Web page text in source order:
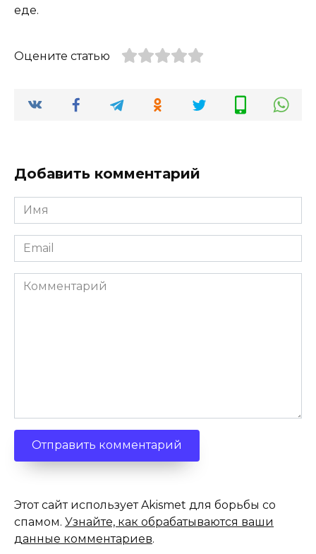
еде.
Оцените статью
Добавить комментарий
Имя
*
Email
*
Комментарий
Этот сайт использует Akismet для борьбы со
спамом. Узнайте, как обрабатываются ваши
данные комментариев.